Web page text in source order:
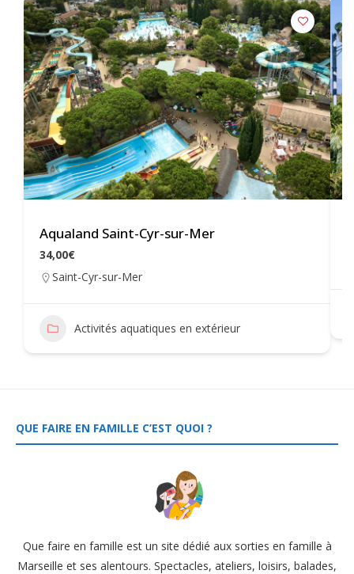
Aqualand Saint-Cyr-sur-Mer
34,00€
Saint-Cyr-sur-Mer
Activités aquatiques en extérieur
QUE FAIRE EN FAMILLE C’EST QUOI ?
Que faire en famille est un site dédié aux sorties en famille à
Marseille et ses alentours. Spectacles, ateliers, loisirs, balades,